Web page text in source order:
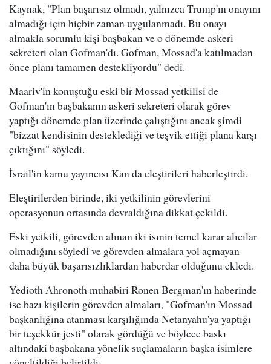
Kaynak, "Plan başarısız olmadı, yalnızca Trump'ın onayını
almadığı için hiçbir zaman uygulanmadı. Bu onayı
almakla sorumlu kişi başbakan ve o dönemde askeri
sekreteri olan Gofman'dı. Gofman, Mossad'a katılmadan
önce planı tamamen destekliyordu" dedi.
Maariv'in konuştuğu eski bir Mossad yetkilisi de
Gofman'ın başbakanın askeri sekreteri olarak görev
yaptığı dönemde plan üzerinde çalıştığını ancak şimdi
"bizzat kendisinin desteklediği ve teşvik ettiği plana karşı
çıktığını" söyledi.
İsrail'in kamu yayıncısı Kan da eleştirileri haberleştirdi.
Eleştirilerden birinde, iki yetkilinin görevlerini
operasyonun ortasında devraldığına dikkat çekildi.
Eski yetkili, görevden alınan iki ismin temel karar alıcılar
olmadığını söyledi ve görevden almalara yol açmayan
daha büyük başarısızlıklardan haberdar olduğunu ekledi.
Yedioth Ahronoth muhabiri Ronen Bergman'ın haberinde
ise bazı kişilerin görevden almaları, "Gofman'ın Mossad
başkanlığına atanması karşılığında Netanyahu'ya yaptığı
bir teşekkür jesti" olarak gördüğü ve böylece baskı
altındaki başbakana yönelik suçlamaların başka isimlere